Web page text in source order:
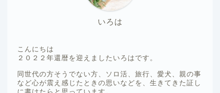
いろは
こんにちは
２０２２年還暦を迎えましたいろはです。
同世代の方そうでない方、ソロ活、旅行、愛犬、親の事
など心が震え感じたときの思いなどを、生きてきた証し